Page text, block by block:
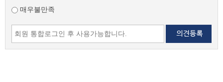
매우불만족